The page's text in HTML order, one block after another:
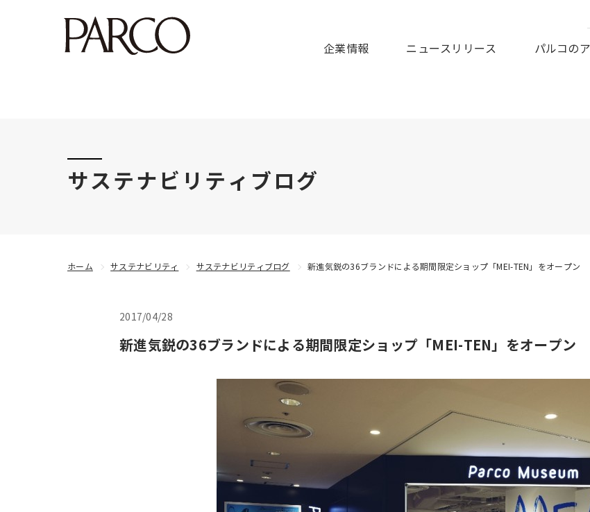
このたびの令和8年熊本地震により被害にあわれた皆様に謹んでお見舞い申しあげますとともに、被災地の一
企業情報 ニュースリリース パルコの
サステナビリティブログ
2017/04/28
新進気鋭の36ブランドによる期間限定ショップ「MEI-TEN」をオープン
ホーム サステナビリティ サステナビリティブログ 新進気鋭の36ブランドによる期間限定ショップ「MEI-TEN」をオープン